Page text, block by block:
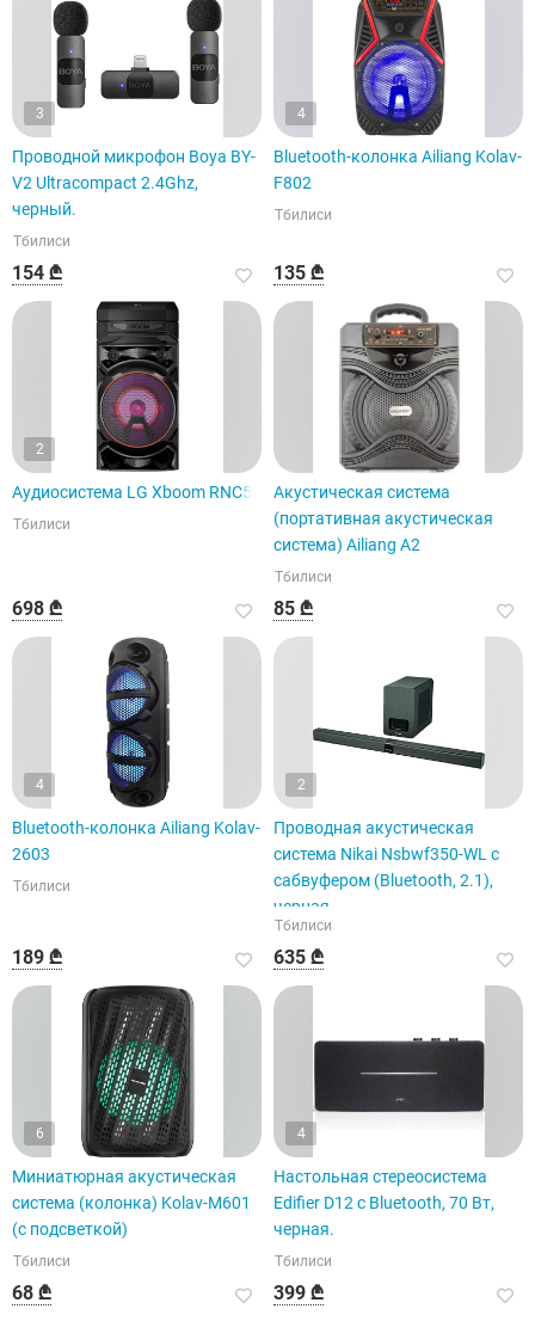
3
Проводной микрофон Boya BY-
V2 Ultracompact 2.4Ghz,
черный.
Тбилиси
154 ₾
4
Bluetooth-колонка Ailiang Kolav-
F802
Тбилиси
135 ₾
2
Аудиосистема LG Xboom RNC5
Тбилиси
698 ₾
Акустическая система
(портативная акустическая
система) Ailiang A2
Тбилиси
85 ₾
4
Bluetooth-колонка Ailiang Kolav-
2603
Тбилиси
189 ₾
2
Проводная акустическая
система Nikai Nsbwf350-WL с
сабвуфером (Bluetooth, 2.1),
черная.
Тбилиси
635 ₾
6
Миниатюрная акустическая
система (колонка) Kolav-M601
(с подсветкой)
Тбилиси
68 ₾
4
Настольная стереосистема
Edifier D12 с Bluetooth, 70 Вт,
черная.
Тбилиси
399 ₾